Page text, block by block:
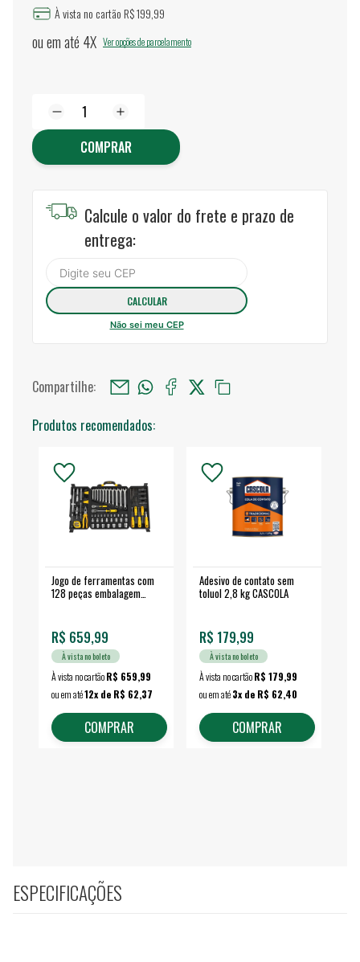
À vista no cartão R$ 199,99
ou em até 4X Ver opções de parcelamento
COMPRAR
Calcule o valor do frete e prazo de
entrega:
Não sei meu CEP
Compartilhe:
Produtos recomendados:
Jogo de ferramentas com
128 peças embalagem
R$ 659,99
À vista no boleto
À vista no cartãoR$ 659,99
ou em até12x de R$ 62,37
COMPRAR
Adesivo de contato sem
toluol 2,8 kg CASCOLA
R$ 179,99
À vista no boleto
À vista no cartãoR$ 179,99
ou em até3x de R$ 62,40
COMPRAR
ESPECIFICAÇÕES